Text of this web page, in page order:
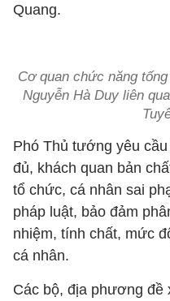
Quang.
Cơ quan chức năng
Nguyễn Hà Duy liên
Phó Thủ tướng yêu
đủ, khách quan bản
tổ chức, cá nhân sai
pháp luật, bảo đảm
nhiệm, tính chất, mức
cá nhân.
Các bộ, địa phương đề